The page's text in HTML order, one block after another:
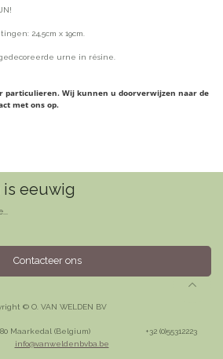
24,5cm x 19cm.
urne in résine.
particulieren. Wij kunnen u doorverwijzen naar de
met ons op.
is eeuwig
Contacteer ons
© O. VAN WELDEN BV
Maarkedal (Belgium)
​+32 (0)55312223
info@vanweldenbvba.be